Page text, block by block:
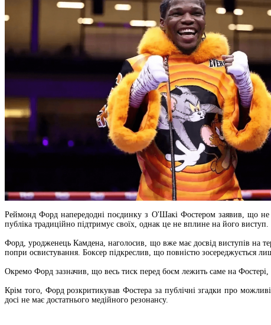
Реймонд Форд напередодні поєдинку з О'Шакі Фостером заявив, що не
публіка традиційно підтримує своїх, однак це не вплине на його виступ.
Форд, уродженець Камдена, наголосив, що вже має досвід виступів на
попри освистування. Боксер підкреслив, що повністю зосереджується
Окремо Форд зазначив, що весь тиск перед боєм лежить саме на
Крім того, Форд розкритикував Фостера за публічні згадки про
досі не має достатнього медійного резонансу.